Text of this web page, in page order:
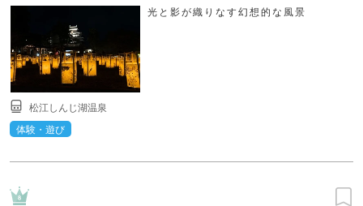
光と影が織りなす幻想的な風景
松江しんじ湖温泉
体験・遊び